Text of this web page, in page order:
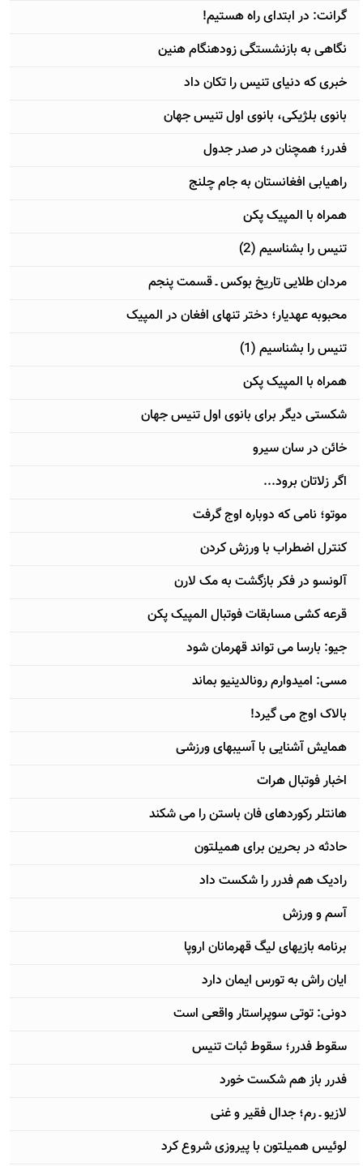
گرانت: در ابتدای راه هستیم!
نگاهی به بازنشستگی زودهنگام هنین
خبری که دنیای تنیس را تکان داد
بانوی بلژیکی، بانوی اول تنیس جهان
فدرر؛ همچنان در صدر جدول
راهیابی افغانستان به جام چلنج
همراه با المپیک پکن
تنیس را بشناسیم (2)
مردان طلایی تاریخ بوکس ـ قسمت پنجم
محبوبه عهدیار؛ دختر تنهای افغان در المپیک
تنیس را بشناسیم (1)
همراه با المپیک پکن
شکستی دیگر برای بانوی اول تنیس جهان
خائن در سان سیرو
اگر زلاتان برود...
موتو؛ نامی که دوباره اوج گرفت
کنترل اضطراب با ورزش کردن
آلونسو در فکر بازگشت به مک لارن
قرعه کشی مسابقات فوتبال المپیک پکن
جیو: بارسا می تواند قهرمان شود
مسی: امیدوارم رونالدینیو بماند
بالاک اوج می گیرد!
همایش آشنایی با آسیبهای ورزشی
اخبار فوتبال هرات
هانتلر رکوردهای فان باستن را می شکند
حادثه در بحرین برای همیلتون
رادیک هم فدرر را شکست داد
آسم و ورزش
برنامه بازیهای لیگ قهرمانان اروپا
ایان راش به تورس ایمان دارد
دونی: توتی سوپراستار واقعی است
سقوط فدرر؛ سقوط ثبات تنیس
فدرر باز هم شکست خورد
لازیو ـ رم؛ جدال فقیر و غنی
لوئيس هميلتون با پیروزی شروع کرد